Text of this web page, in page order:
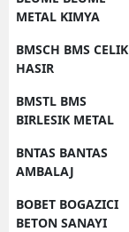
METAL KIMYA
BMSCH BMS CELIK
HASIR
BMSTL BMS
BIRLESIK METAL
BNTAS BANTAS
AMBALAJ
BOBET BOGAZICI
BETON SANAYI